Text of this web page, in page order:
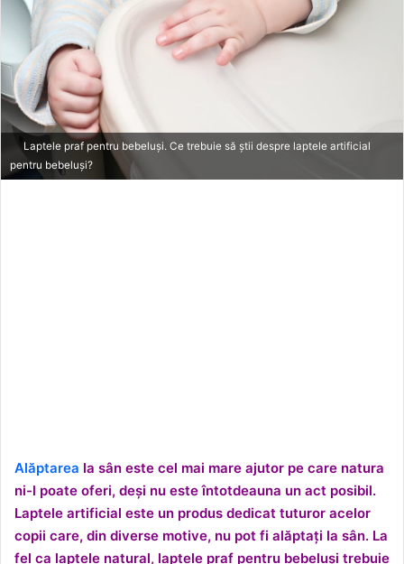
Laptele praf pentru bebeluși. Ce trebuie să știi despre laptele artificial
pentru bebeluși?
Alăptarea la sân este cel mai mare ajutor pe care natura
ni-l poate oferi, deși nu este întotdeauna un act posibil.
Laptele artificial este un produs dedicat tuturor acelor
copii care, din diverse motive, nu pot fi alăptați la sân. La
fel ca laptele natural, laptele praf pentru bebeluși trebuie